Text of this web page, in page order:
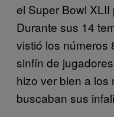
el Super Bowl
Durante sus 14
vistió los números
sinfín de
hizo ver bien a los
buscaban sus